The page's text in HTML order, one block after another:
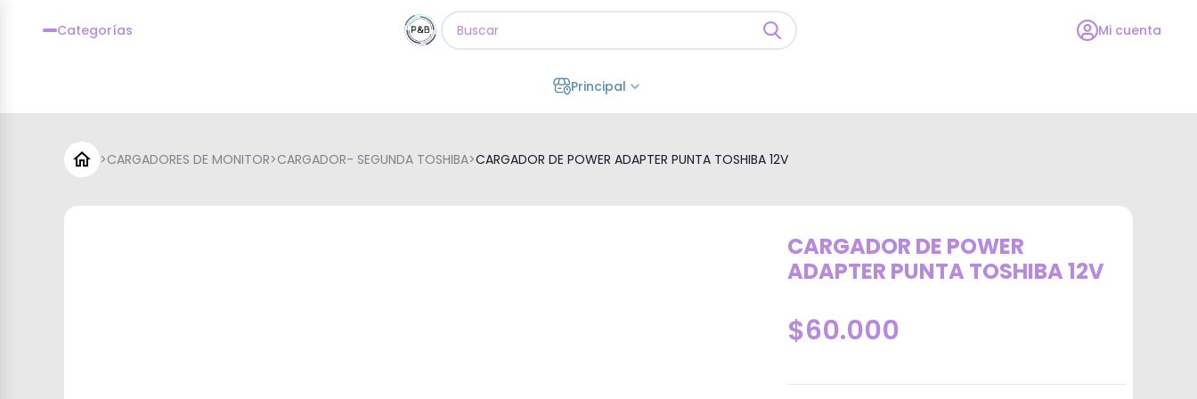
Categorías Mi cuenta
Principal
>CARGADORES DE MONITOR>CARGADOR- SEGUNDA TOSHIBA>CARGADOR DE POWER ADAPTER PUNTA TOSHIBA 12V
CARGADOR DE POWER
ADAPTER PUNTA TOSHIBA 12V
$60.000